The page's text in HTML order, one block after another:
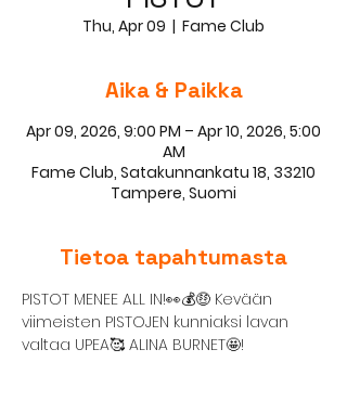
Thu, Apr 09
  |
Fame Club
Aika & Paikka
Apr 09, 2026, 9:00 PM – Apr 10, 2026, 5:00
AM
Fame Club, Satakunnankatu 18, 33210
Tampere, Suomi
Tietoa tapahtumasta
PISTOT MENEE ALL IN!👀💰🤑 Kevään
viimeisten PISTOJEN kunniaksi lavan
valtaa UPEA🥰 ALINA BURNET🤩!